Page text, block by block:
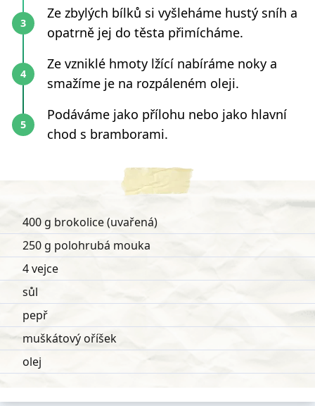
Ze zbylých bílků si vyšleháme hustý sníh a
opatrně jej do těsta přimícháme.
Ze vzniklé hmoty lžící nabíráme noky a
smažíme je na rozpáleném oleji.
Podáváme jako přílohu nebo jako hlavní
chod s bramborami.
400 g brokolice (uvařená)
250 g polohrubá mouka
4 vejce
sůl
pepř
muškátový oříšek
olej